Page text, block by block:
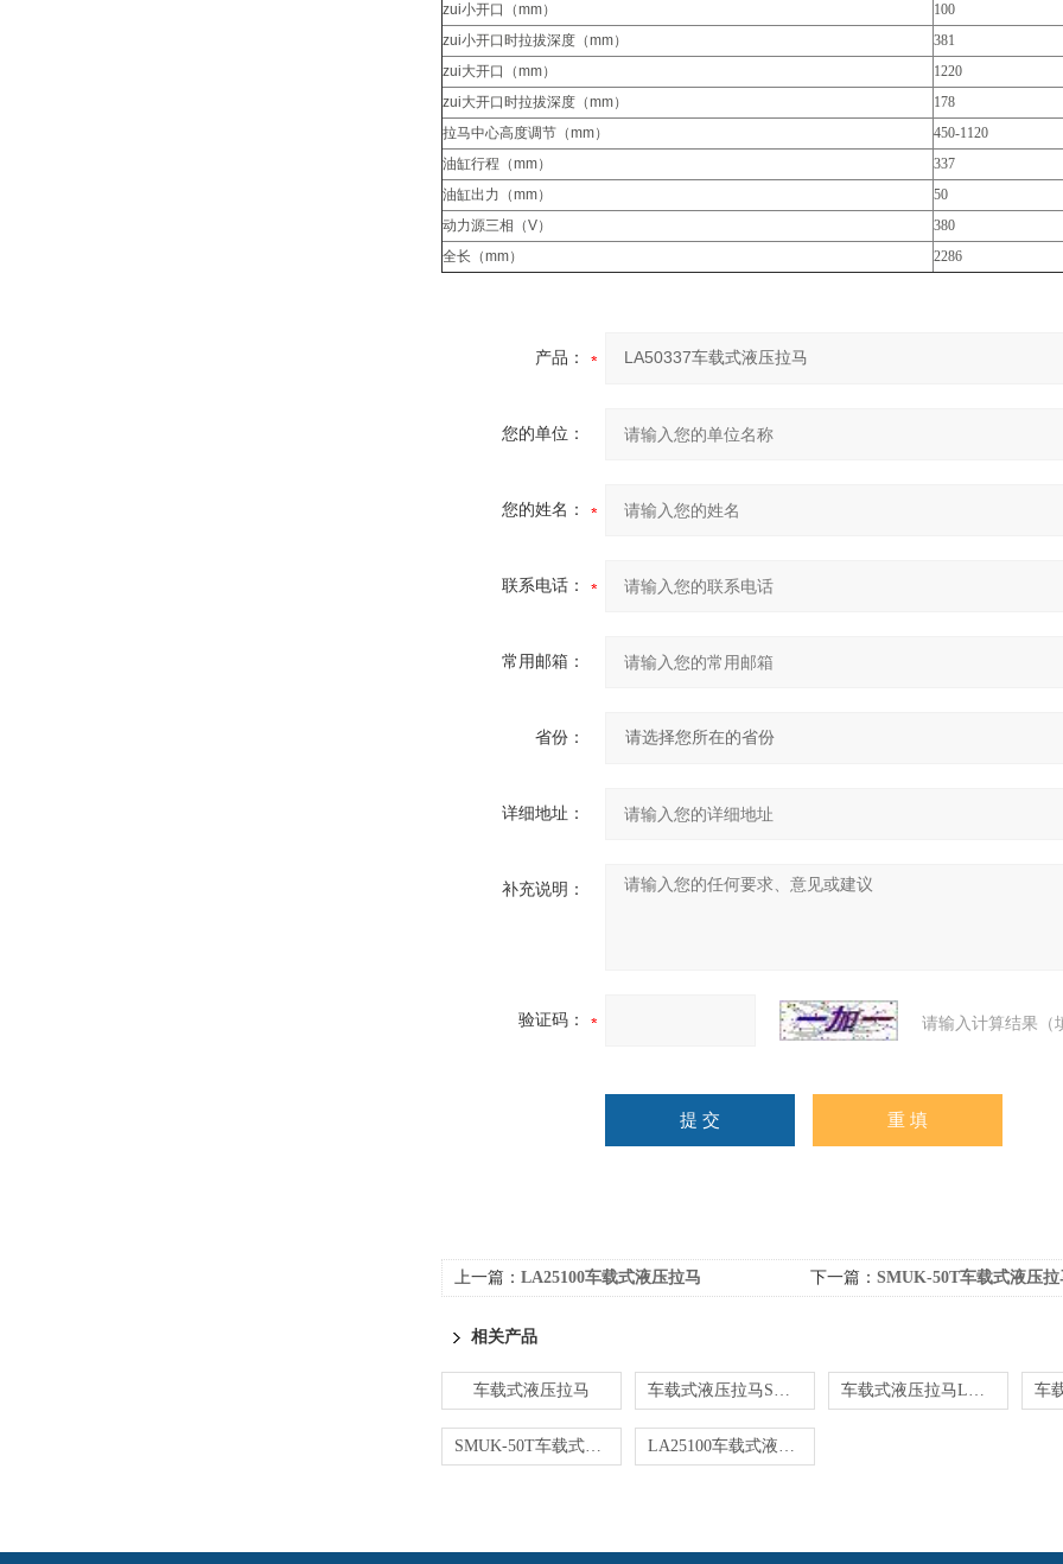
zui小开口（mm）
100
zui小开口时拉拔深度（mm）
381
zui大开口（mm）
1220
zui大开口时拉拔深度（mm）
178
拉马中心高度调节（mm）
450-1120
油缸行程（mm）
337
油缸出力（mm）
50
动力源三相（V）
380
全长（mm）
2286
产品：
您的单位：
您的姓名：
联系电话：
常用邮箱：
省份：
详细地址：
补充说明：
验证码： 请输入计算结果（
上一篇： LA25100车载式液压拉马 下一篇： SMUK-50T车载式液压拉
相关产品
车载式液压拉马 车载式液压拉马SMUK-50T 车载式液压拉马LA50337
SMUK-50T车载式液压拉马 LA25100车载式液压拉马